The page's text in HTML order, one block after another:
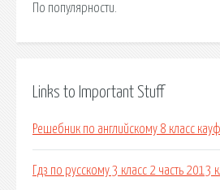
По популярности.
Links to Important Stuff
Решебник по английскому 8 класс
Гдз по русскому 3 класс 2 часть 2013